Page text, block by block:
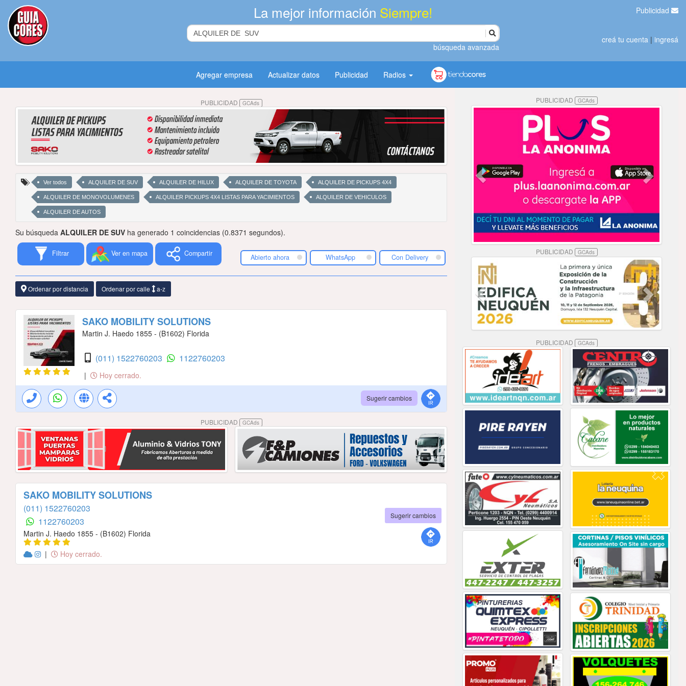
La mejor información Siempre!
búsqueda avanzada
Publicidad
creá tu cuenta | ingresá
Agregar empresa Actualizar datos Publicidad Radios
PUBLICIDAD GCAds
Ver todos ALQUILER DE SUV ALQUILER DE HILUX ALQUILER DE TOYOTA ALQUILER DE PICKUPS 4X4
ALQUILER DE MONOVOLUMENES ALQUILER PICKUPS 4X4 LISTAS PARA YACIMIENTOS ALQUILER DE VEHICULOS
ALQUILER DE AUTOS
Su búsqueda ALQUILER DE SUV ha generado 1 coincidencias (0.8371 segundos).
Filtrar Ver en mapa Compartir Abierto ahora WhatsApp Con Delivery
Ordenar por distancia Ordenar por calle a-z
SAKO MOBILITY SOLUTIONS
Martin J. Haedo 1855 - (B1602) Florida
(011) 1522760203 1122760203
| Hoy cerrado.
Sugerir cambios
PUBLICIDAD GCAds
SAKO MOBILITY SOLUTIONS
(011) 1522760203
1122760203
Martin J. Haedo 1855 - (B1602) Florida
|
Hoy cerrado.
Sugerir cambios
PUBLICIDAD GCAds
PUBLICIDAD GCAds
PUBLICIDAD GCAds